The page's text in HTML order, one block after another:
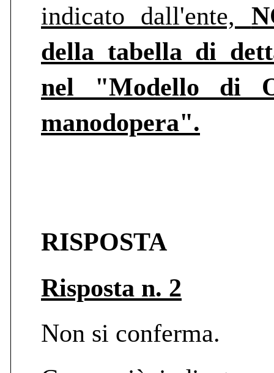
indicato dall'ente,
della tabella di
nel "Modello di
manodopera".
RISPOSTA
Risposta n. 2
Non si conferma.